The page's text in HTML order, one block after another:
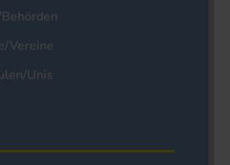
Vereine
Unis